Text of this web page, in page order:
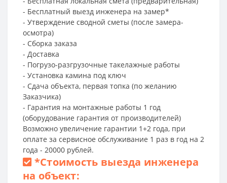
- Бесплатный выезд инженера на замер*
- Утверждение сводной сметы (после замера-
осмотра)
- Сборка заказа
- Доставка
- Погрузо-разгрузочные такелажные работы
- Установка камина под ключ
- Сдача объекта, первая топка (по желанию
Заказчика)
- Гарантия на монтажные работы 1 год
(оборудование гарантия от производителей)
Возможно увеличение гарантии 1+2 года, при
оплате за сервисное обслуживание 1 раз в год на 2
года - 20000 рублей.
*Стоимость выезда инженера
на объект: